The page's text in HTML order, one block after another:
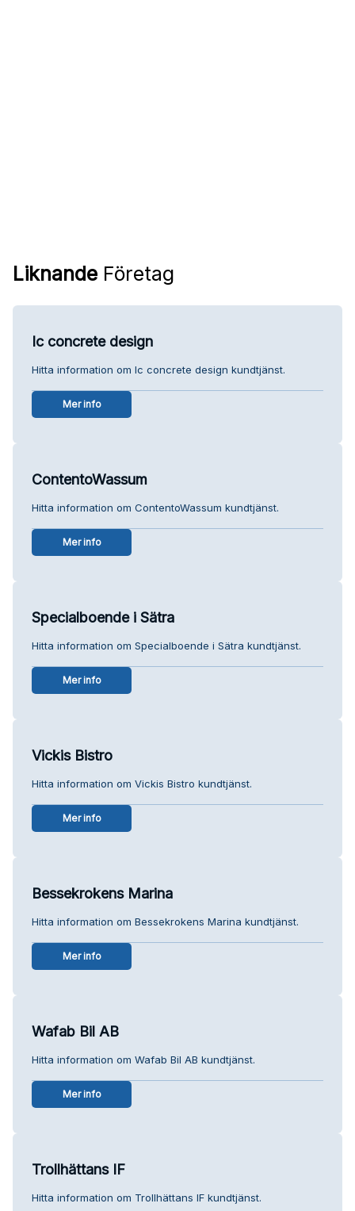
Liknande Företag
Ic concrete design
Hitta information om Ic concrete design kundtjänst.
Mer info
ContentoWassum
Hitta information om ContentoWassum kundtjänst.
Mer info
Specialboende i Sätra
Hitta information om Specialboende i Sätra kundtjänst.
Mer info
Vickis Bistro
Hitta information om Vickis Bistro kundtjänst.
Mer info
Bessekrokens Marina
Hitta information om Bessekrokens Marina kundtjänst.
Mer info
Wafab Bil AB
Hitta information om Wafab Bil AB kundtjänst.
Mer info
Trollhättans IF
Hitta information om Trollhättans IF kundtjänst.